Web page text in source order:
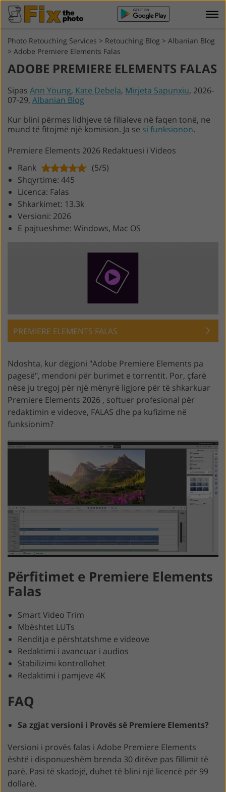
Photo Retouching Services > Retouching Blog > Albanian Blog
> Adobe Premiere Elements Falas
ADOBE PREMIERE ELEMENTS FALAS
Sipas Ann Young, Kate Debela, Mirjeta Sapunxiu, 2026-
07-29, Albanian Blog
Kur blini përmes lidhjeve të filialeve në faqen tonë, ne
mund të fitojmë një komision. Ja se si funksionon.
Premiere Elements 2026 Redaktuesi i Videos
Rank
(5/5)
Shqyrtime: 445
Licenca: Falas
Shkarkimet: 13.3k
Versioni: 2026
E pajtueshme: Windows, Mac OS
PREMIERE ELEMENTS FALAS
Ndoshta, kur dëgjoni "Adobe Premiere Elements pa
pagesë", mendoni për burimet e torrentit. Por, çfarë
nëse ju tregoj për një mënyrë ligjore për të shkarkuar
Premiere Elements 2026 , softuer profesional për
redaktimin e videove, FALAS dhe pa kufizime në
funksionim?
Përfitimet e Premiere Elements
Falas
Smart Video Trim
Mbështet LUTs
Renditja e përshtatshme e videove
Redaktimi i avancuar i audios
Stabilizimi kontrollohet
Redaktimi i pamjeve 4K
FAQ
Sa zgjat versioni i Provës së Premiere Elements?
Versioni i provës falas i Adobe Premiere Elements
është i disponueshëm brenda 30 ditëve pas fillimit të
parë. Pasi të skadojë, duhet të blini një licencë për 99
dollarë.